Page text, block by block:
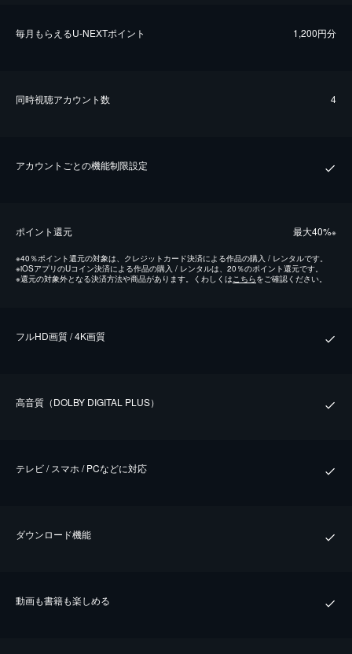
毎⽉もらえるU-NEXTポイント 1,200円分
同時視聴アカウント数 4
アカウントごとの機能制限設定
ポイント還元 最⼤40%※
※40％ポイント還元の対象は、クレジットカード決済による作品の購入 / レンタルです。
※iOSアプリのUコイン決済による作品の購入 / レンタルは、20％のポイント還元です。
※還元の対象外となる決済方法や商品があります。くわしくはこちらをご確認ください。
フルHD画質 / 4K画質
⾼⾳質（DOLBY DIGITAL PLUS）
テレビ / スマホ / PCなどに対応
ダウンロード機能
動画も書籍も楽しめる